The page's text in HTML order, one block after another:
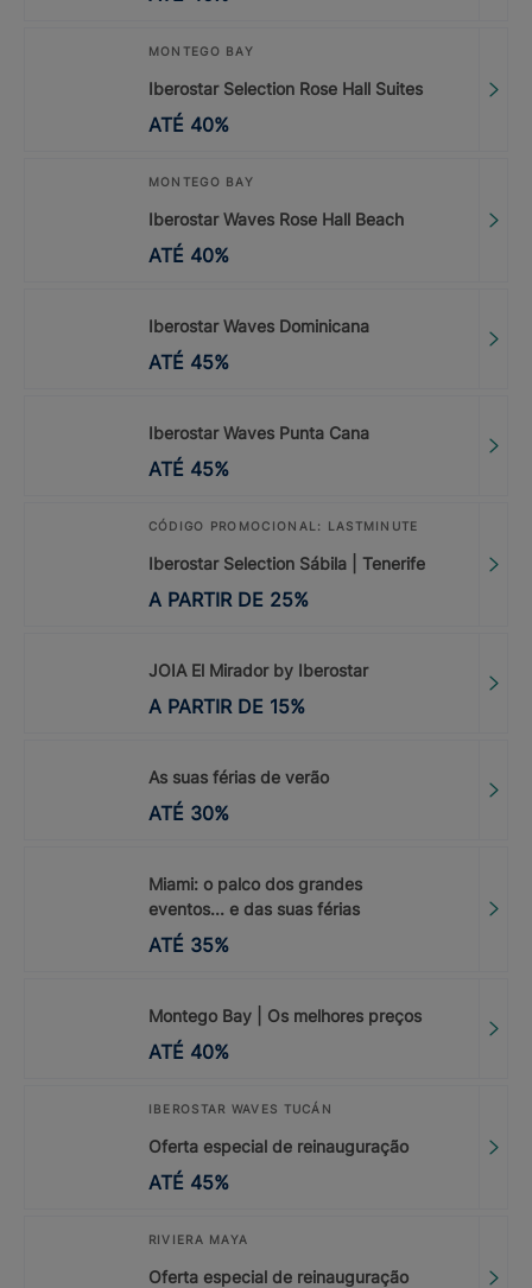
MONTEGO BAY
Iberostar Selection Rose Hall Suites
ATÉ 40%
MONTEGO BAY
Iberostar Waves Rose Hall Beach
ATÉ 40%
Iberostar Waves Dominicana
ATÉ 45%
Iberostar Waves Punta Cana
ATÉ 45%
CÓDIGO PROMOCIONAL: LASTMINUTE
Iberostar Selection Sábila | Tenerife
A PARTIR DE 25%
JOIA El Mirador by Iberostar
A PARTIR DE 15%
As suas férias de verão
ATÉ 30%
Miami: o palco dos grandes
eventos... e das suas férias
ATÉ 35%
Montego Bay | Os melhores preços
ATÉ 40%
IBEROSTAR WAVES TUCÁN
Oferta especial de reinauguração
ATÉ 45%
RIVIERA MAYA
Oferta especial de reinauguração